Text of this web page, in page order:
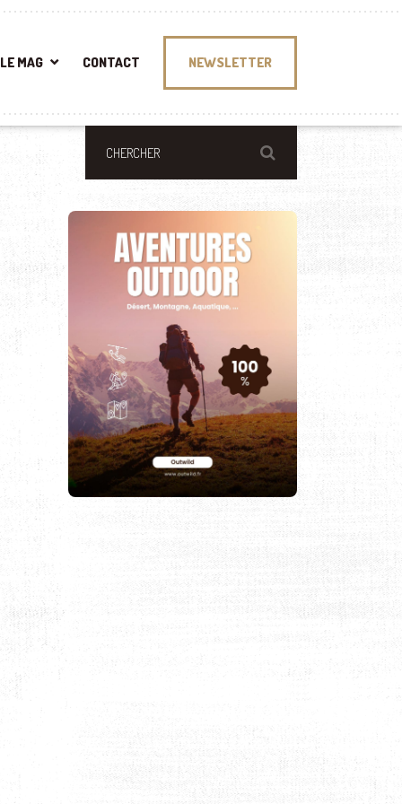
LE MAG CONTACT NEWSLETTER